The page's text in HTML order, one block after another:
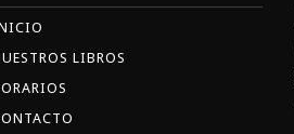
LIBROS